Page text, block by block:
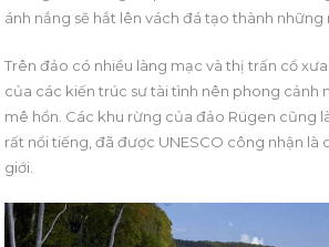
ánh nắng sẽ hắt lên vách đá tạo thành những
Trên đảo có nhiều làng mạc và thị trấn cổ
của các kiến trúc sư tài tình nên phong cảnh
mê hồn. Các khu rừng của đảo Rügen cũng
rất nổi tiếng, đã được UNESCO công nhận là
giới.